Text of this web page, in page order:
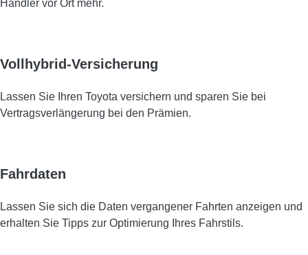
Händler vor Ort mehr.
Vollhybrid-Versicherung
Lassen Sie Ihren Toyota versichern und sparen Sie bei
Vertragsverlängerung bei den Prämien.
Fahrdaten
Lassen Sie sich die Daten vergangener Fahrten anzeigen und
erhalten Sie Tipps zur Optimierung Ihres Fahrstils.